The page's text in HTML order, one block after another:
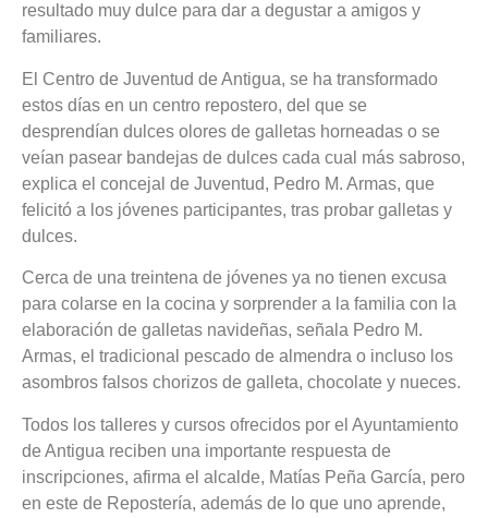
resultado muy dulce para dar a degustar a amigos y
familiares.
El Centro de Juventud de Antigua, se ha transformado
estos días en un centro repostero, del que se
desprendían dulces olores de galletas horneadas o se
veían pasear bandejas de dulces cada cual más sabroso,
explica el concejal de Juventud, Pedro M. Armas, que
felicitó a los jóvenes participantes, tras probar galletas y
dulces.
Cerca de una treintena de jóvenes ya no tienen excusa
para colarse en la cocina y sorprender a la familia con la
elaboración de galletas navideñas, señala Pedro M.
Armas, el tradicional pescado de almendra o incluso los
asombros falsos chorizos de galleta, chocolate y nueces.
Todos los talleres y cursos ofrecidos por el Ayuntamiento
de Antigua reciben una importante respuesta de
inscripciones, afirma el alcalde, Matías Peña García, pero
en este de Repostería, además de lo que uno aprende,